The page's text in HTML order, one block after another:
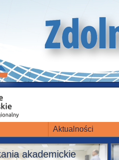
Aktualności
akademickie